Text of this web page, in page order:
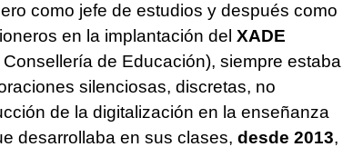
como jefe de estudios y después como
en la implantación del XADE
de Educación), siempre estaba
silenciosas, discretas, no
de la digitalización en la enseñanza
desarrollaba en sus clases, desde 2013,